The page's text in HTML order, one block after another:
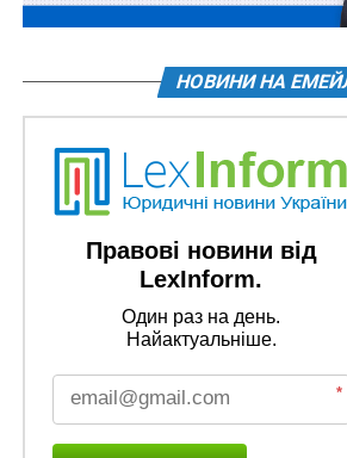
НОВИНИ НА
Правові новини від
LexInform.
Один раз на день.
Найактуальніше.
*